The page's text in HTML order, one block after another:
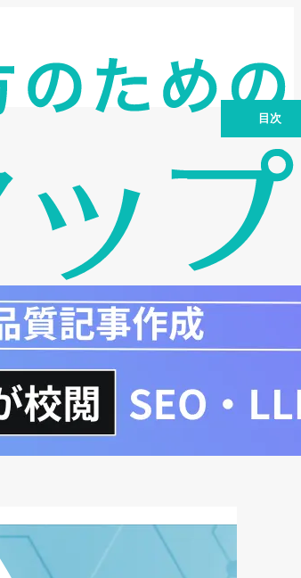
目次
Actionの概要：一つ星と二つ星
いを徹底比較
Action自己宣言IDの取得方法：
のステップ
Action取得後の運用：継続的な
が重要
Actionで中小企業の情報セキュ
ィを強化